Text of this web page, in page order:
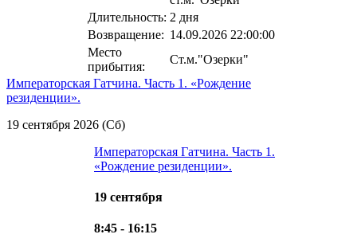
Длительность: 2 дня
Возвращение: 14.09.2026 22:00:00
Место
прибытия:
Ст.м."Озерки"
Императорская Гатчина. Часть 1. «Рождение
резиденции».
19 сентября 2026 (Сб)
Императорская Гатчина. Часть 1.
«Рождение резиденции».
19 сентября
8:45 - 16:15